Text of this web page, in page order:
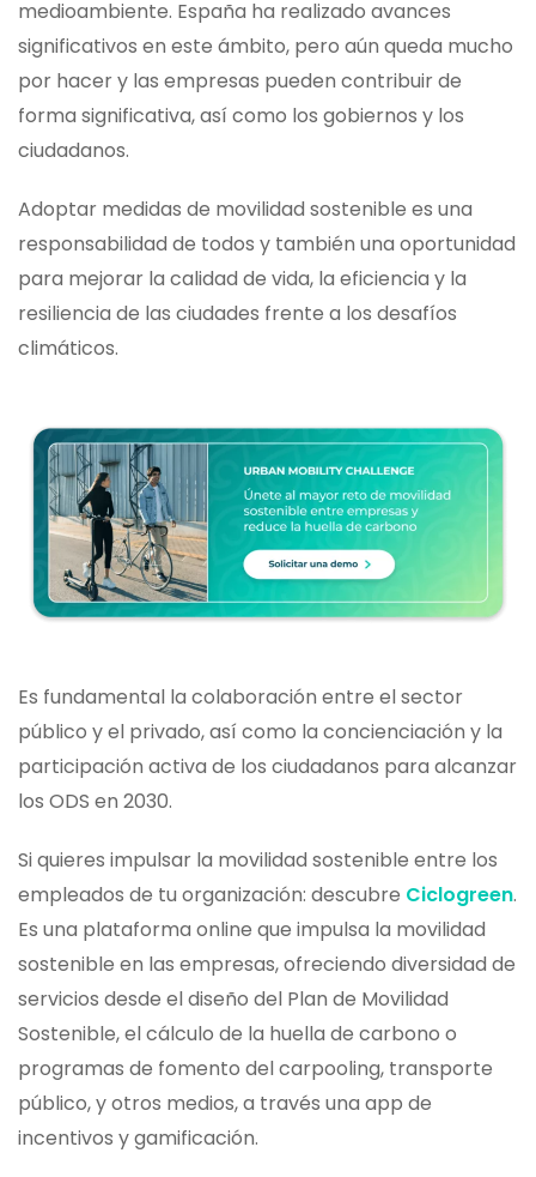
medioambiente. España ha realizado avances
significativos en este ámbito, pero aún queda mucho
por hacer y las empresas pueden contribuir de
forma significativa, así como los gobiernos y los
ciudadanos.
Adoptar medidas de movilidad sostenible es una
responsabilidad de todos y también una oportunidad
para mejorar la calidad de vida, la eficiencia y la
resiliencia de las ciudades frente a los desafíos
climáticos.
Es fundamental la colaboración entre el sector
público y el privado, así como la concienciación y la
participación activa de los ciudadanos para alcanzar
los ODS en 2030.
Si quieres impulsar la movilidad sostenible entre los
empleados de tu organización: descubre Ciclogreen.
Es una plataforma online que impulsa la movilidad
sostenible en las empresas, ofreciendo diversidad de
servicios desde el diseño del Plan de Movilidad
Sostenible, el cálculo de la huella de carbono o
programas de fomento del carpooling, transporte
público, y otros medios, a través una app de
incentivos y gamificación.